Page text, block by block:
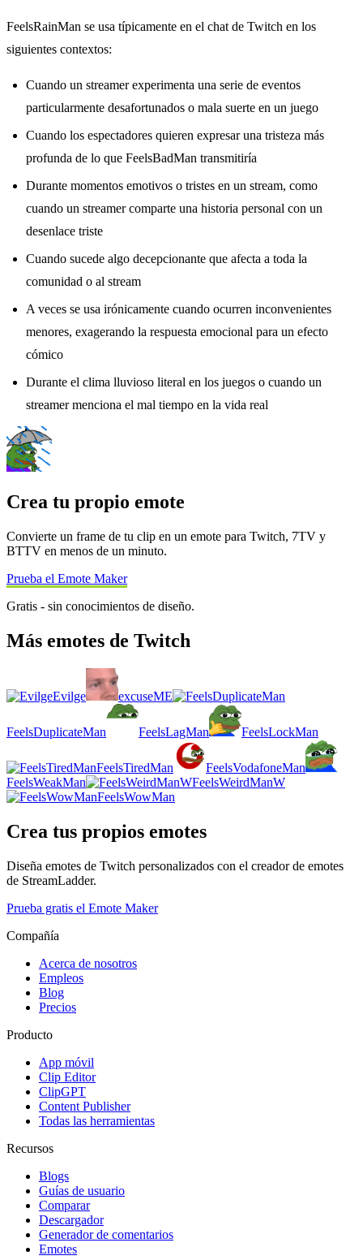
FeelsRainMan se usa típicamente en el chat de Twitch en los
siguientes contextos:
Cuando un streamer experimenta una serie de eventos
particularmente desafortunados o mala suerte en un juego
Cuando los espectadores quieren expresar una tristeza más
profunda de lo que FeelsBadMan transmitiría
Durante momentos emotivos o tristes en un stream, como
cuando un streamer comparte una historia personal con un
desenlace triste
Cuando sucede algo decepcionante que afecta a toda la
comunidad o al stream
A veces se usa irónicamente cuando ocurren inconvenientes
menores, exagerando la respuesta emocional para un efecto
cómico
Durante el clima lluvioso literal en los juegos o cuando un
streamer menciona el mal tiempo en la vida real
Crea tu propio emote
Convierte un frame de tu clip en un emote para Twitch, 7TV y
BTTV en menos de un minuto.
Prueba el Emote Maker
Gratis - sin conocimientos de diseño.
Más emotes de Twitch
Evilge excuseME
FeelsDuplicateMan FeelsLagMan FeelsLockMan
FeelsTiredMan
FeelsVodafoneMan
FeelsWeakMan
FeelsWeirdManW
FeelsWowMan
Crea tus propios emotes
Diseña emotes de Twitch personalizados con el creador de emotes
de StreamLadder.
Prueba gratis el Emote Maker
Compañía
Acerca de nosotros
Empleos
Blog
Precios
Producto
App móvil
Clip Editor
ClipGPT
Content Publisher
Todas las herramientas
Recursos
Blogs
Guías de usuario
Comparar
Descargador
Generador de comentarios
Emotes